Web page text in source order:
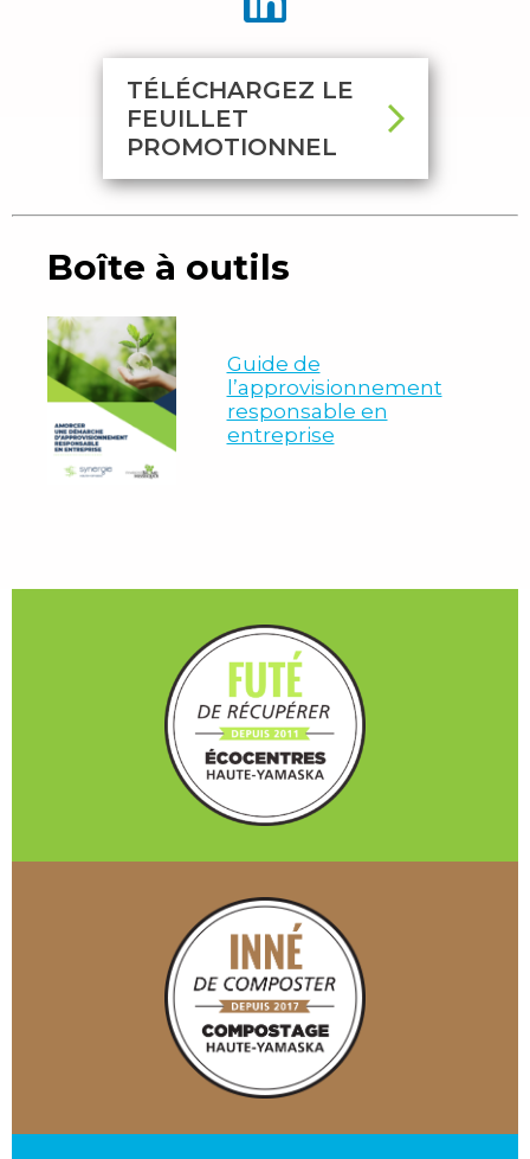
TÉLÉCHARGEZ LE
FEUILLET
PROMOTIONNEL
Boîte à outils
Guide de
l’approvisionnement
responsable en
entreprise